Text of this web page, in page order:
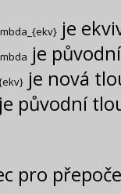
je
je
je nová
je původní
pro